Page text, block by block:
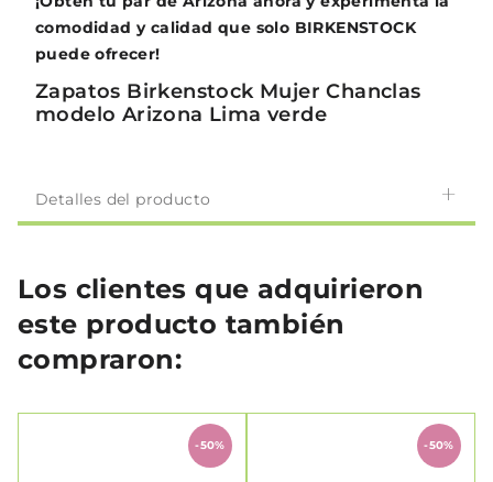
comodidad y calidad que solo BIRKENSTOCK
puede ofrecer!
Zapatos Birkenstock Mujer Chanclas
modelo Arizona Lima verde
Detalles del producto
Los clientes que adquirieron
este producto también
compraron:
-50% -50%